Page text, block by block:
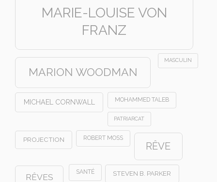
MARIE-LOUISE VON
FRANZ
MARION WOODMAN
MASCULIN
MICHAEL CORNWALL MOHAMMED TALEB
PATRIARCAT
PROJECTION ROBERT MOSS
RÊVE
RÊVES
SANTÉ STEVEN B. PARKER